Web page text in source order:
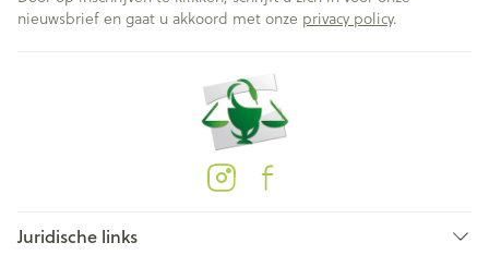
nieuwsbrief en gaat u akkoord met onze privacy policy.
Juridische links